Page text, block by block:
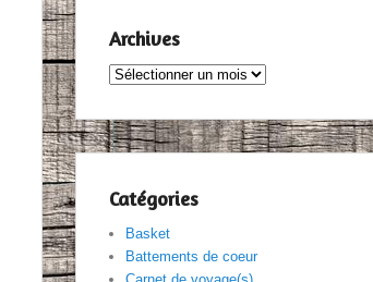
Archives
Archives
Catégories
Basket
Battements de coeur